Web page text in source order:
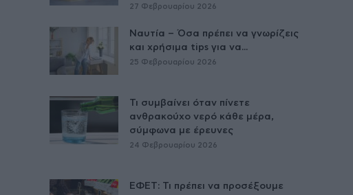
27 Φεβρουαρίου 2026
Ναυτία – Όσα πρέπει να γνωρίζεις
και χρήσιμα tips για να...
25 Φεβρουαρίου 2026
Τι συμβαίνει όταν πίνετε
ανθρακούχο νερό κάθε μέρα,
σύμφωνα με έρευνες
24 Φεβρουαρίου 2026
ΕΦΕΤ: Τι πρέπει να προσέξουμε